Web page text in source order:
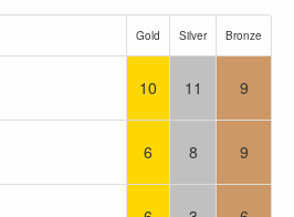
Gold Silver Bronze
10 11 9
6 8 9